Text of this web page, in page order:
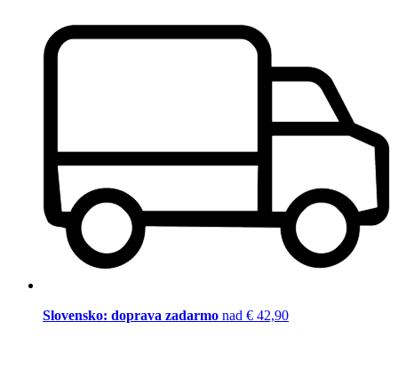
Slovensko: doprava zadarmo nad € 42,90